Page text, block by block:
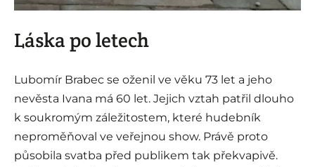
Láska po letech
Lubomír Brabec se oženil ve věku 73 let a jeho
nevěsta Ivana má 60 let. Jejich vztah patřil dlouho
k soukromým záležitostem, které hudebník
neproměňoval ve veřejnou show. Právě proto
působila svatba před publikem tak překvapivě.